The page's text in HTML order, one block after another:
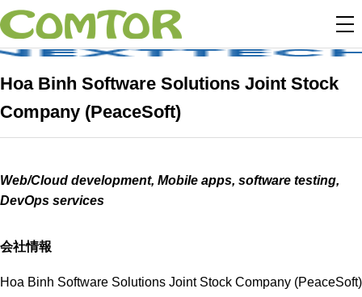
Hoa Binh Software Solutions Joint Stock
Company (PeaceSoft)
Web/Cloud development, Mobile apps, software testing,
DevOps services
会社情報
Hoa Binh Software Solutions Joint Stock Company (PeaceSoft)